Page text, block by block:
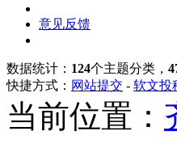
意见反馈
数据统计： 124个主题分类，
快捷方式： 网站提交 - 软文投
当前位置：